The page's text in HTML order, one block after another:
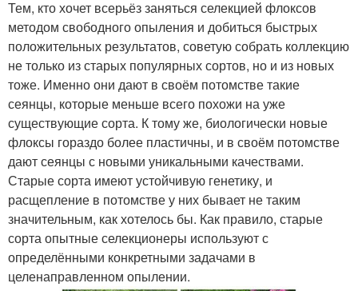
Тем, кто хочет всерьёз заняться селекцией флоксов
методом свободного опыления и добиться быстрых
положительных результатов, советую собрать коллекцию
не только из старых популярных сортов, но и из новых
тоже. Именно они дают в своём потомстве такие
сеянцы, которые меньше всего похожи на уже
существующие сорта. К тому же, биологически новые
флоксы гораздо более пластичны, и в своём потомстве
дают сеянцы с новыми уникальными качествами.
Старые сорта имеют устойчивую генетику, и
расщепление в потомстве у них бывает не таким
значительным, как хотелось бы. Как правило, старые
сорта опытные селекционеры используют с
определёнными конкретными задачами в
целенаправленном опылении.